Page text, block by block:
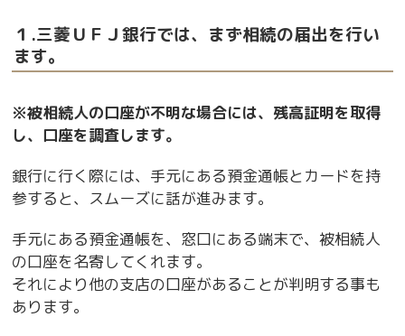
１.三菱ＵＦＪ銀行では、まず相続の届出を行い
ます。
※被相続人の口座が不明な場合には、残高証明を取得
し、口座を調査します。
銀行に行く際には、手元にある預金通帳とカードを持
参すると、スムーズに話が進みます。
手元にある預金通帳を、窓口にある端末で、被相続人
の口座を名寄してくれます。
それにより他の支店の口座があることが判明する事も
あります。